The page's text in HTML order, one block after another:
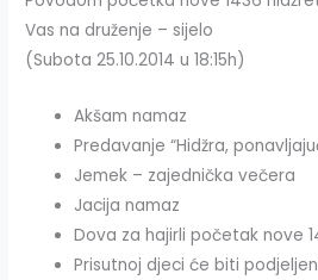
Vas na druženje – sijelo
(Subota 25.10.2014 u 18:15h)
Akšam namaz
Predavanje “Hidžra,
Jemek – zajednička večera
Jacija namaz
Dova za hajirli početak nove
Prisutnoj djeci će biti